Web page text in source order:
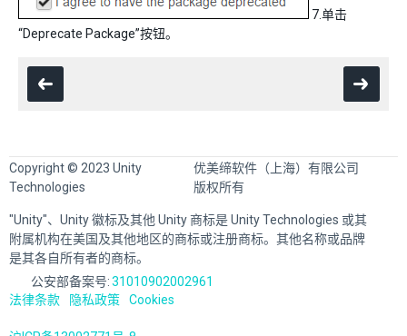
7.单击
“Deprecate Package”按钮。
Copyright © 2023 Unity
Technologies
优美缔软件（上海）有限公司
版权所有
"Unity"、Unity 徽标及其他 Unity 商标是 Unity Technologies 或其
附属机构在美国及其他地区的商标或注册商标。其他名称或品牌
是其各自所有者的商标。
公安部备案号:31010902002961
法律条款
隐私政策 Cookies